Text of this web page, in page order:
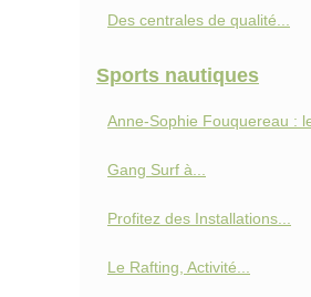
Des centrales de qualité...
Sports nautiques
Anne‑Sophie Fouquereau :
Gang Surf à...
Profitez des Installations...
Le Rafting, Activité...